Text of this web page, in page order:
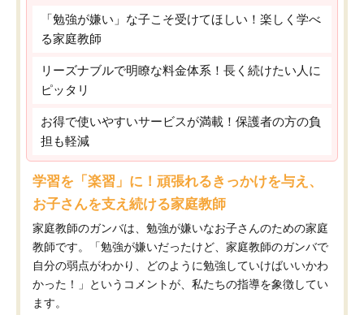
「勉強が嫌い」な子こそ受けてほしい！楽しく学べ
る家庭教師
リーズナブルで明瞭な料金体系！長く続けたい人に
ピッタリ
お得で使いやすいサービスが満載！保護者の方の負
担も軽減
学習を「楽習」に！頑張れるきっかけを与え、
お子さんを支え続ける家庭教師
家庭教師のガンバは、勉強が嫌いなお子さんのための家庭
教師です。「勉強が嫌いだったけど、家庭教師のガンバで
自分の弱点がわかり、どのように勉強していけばいいかわ
かった！」というコメントが、私たちの指導を象徴してい
ます。